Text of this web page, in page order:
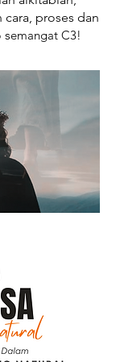
cara, proses dan
semangat C3!